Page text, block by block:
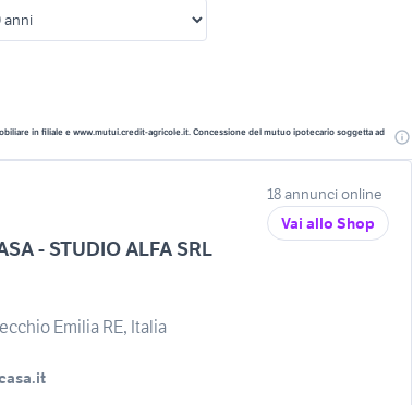
in filiale e www.mutui.credit-agricole.it. Concessione del mutuo ipotecario soggetta ad
- STUDIO ALFA SRL
Emilia RE, Italia
18 annunci online
Vai allo Shop